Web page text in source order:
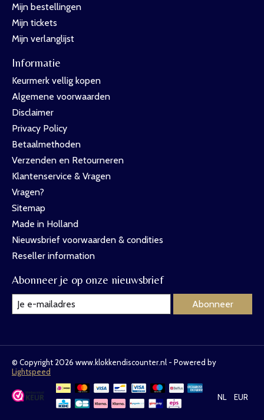
Mijn bestellingen
Mijn tickets
Mijn verlanglijst
Informatie
Keurmerk vellig kopen
Algemene voorwaarden
Disclaimer
Privacy Policy
Betaalmethoden
Verzenden en Retourneren
Klantenservice & Vragen
Vragen?
Sitemap
Made in Holland
Nieuwsbrief voorwaarden & condities
Reseller information
Abonneer je op onze nieuwsbrief
Abonneer
© Copyright 2026 www.klokkendiscounter.nl - Powered by
Lightspeed
NL EUR